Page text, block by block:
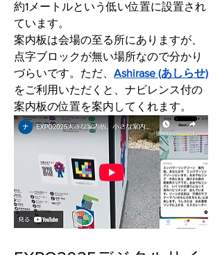
約1メートルという低い位置に設置され
ています。
案内板は会場の至る所にありますが、
点字ブロックが無い場所なので分かり
づらいです。ただ、 Ashirase (あしらせ)
をご利用いただくと、ナビレンス付の
案内板の位置を案内してくれます。